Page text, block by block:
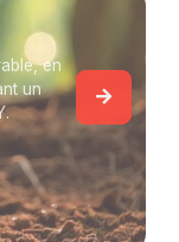
en
un